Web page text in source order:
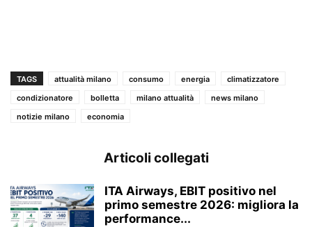
TAGS attualità milano consumo energia
climatizzatore
condizionatore
bolletta milano attualità
news milano
notizie milano
economia
Articoli collegati
ITA Airways, EBIT positivo nel
primo semestre 2026: migliora la
performance...